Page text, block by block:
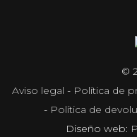
©
Aviso legal - Política de
- Política de
Diseño web: